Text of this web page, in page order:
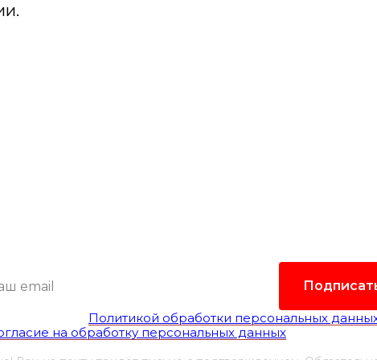
Политикой обработки персональных
на обработку персональных данных